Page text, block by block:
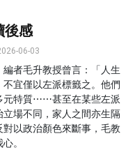
後感
06-03
編者毛升教授曾言：「人生
不宜僅以左派標籤之。他們
元特質⋯⋯甚至在某些左派
立場不同，家人之間亦生隔
對以政治顏色來斷事，毛教
。